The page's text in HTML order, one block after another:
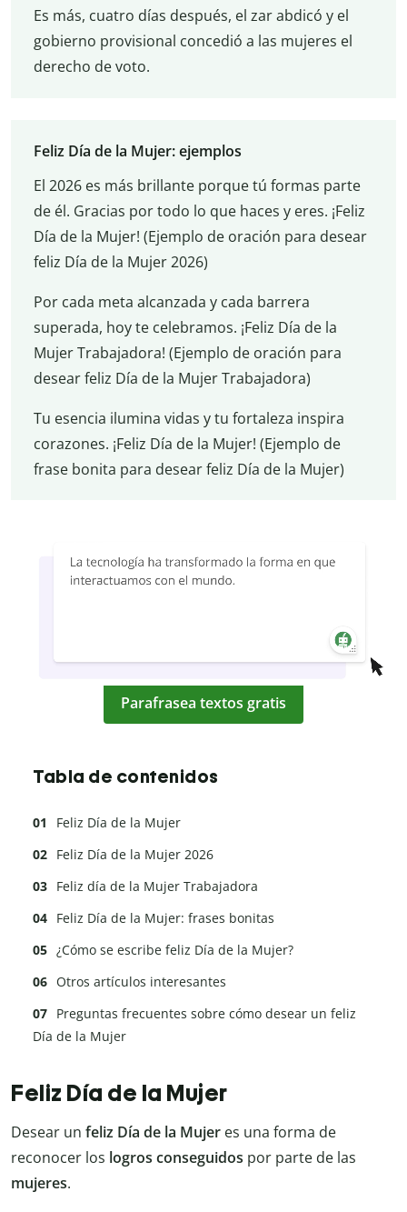
Es más, cuatro días después, el zar abdicó y el
gobierno provisional concedió a las mujeres el
derecho de voto.
Feliz Día de la Mujer: ejemplos
El 2026 es más brillante porque tú formas parte
de él. Gracias por todo lo que haces y eres. ¡Feliz
Día de la Mujer! (Ejemplo de oración para desear
feliz Día de la Mujer 2026)
Por cada meta alcanzada y cada barrera
superada, hoy te celebramos. ¡Feliz Día de la
Mujer Trabajadora! (Ejemplo de oración para
desear feliz Día de la Mujer Trabajadora)
Tu esencia ilumina vidas y tu fortaleza inspira
corazones. ¡Feliz Día de la Mujer! (Ejemplo de
frase bonita para desear feliz Día de la Mujer)
Parafrasea textos gratis
Tabla de contenidos
Feliz Día de la Mujer
Feliz Día de la Mujer 2026
Feliz día de la Mujer Trabajadora
Feliz Día de la Mujer: frases bonitas
¿Cómo se escribe feliz Día de la Mujer?
Otros artículos interesantes
Preguntas frecuentes sobre cómo desear un feliz
Día de la Mujer
Feliz Día de la Mujer
Desear un feliz Día de la Mujer es una forma de
reconocer los logros conseguidos por parte de las
mujeres.